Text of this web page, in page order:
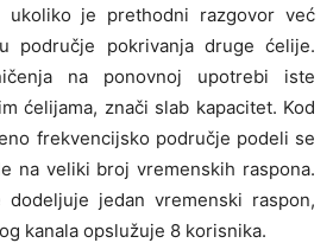
ukoliko je prethodni razgovor već
područje pokrivanja druge ćelije.
na ponovnoj upotrebi iste
ćelijama, znači slab kapacitet. Kod
frekvencijsko područje podeli se
na veliki broj vremenskih raspona.
dodeljuje jedan vremenski raspon,
kanala opslužuje 8 korisnika.